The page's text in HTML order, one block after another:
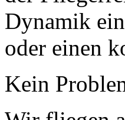
Dynamik
oder einen
Kein